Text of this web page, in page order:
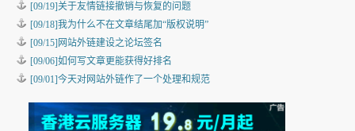
[09/19]关于友情链接撤销与恢复的问题
[09/18]我为什么不在文章结尾加“版权说明”
[09/15]网站外链建设之论坛签名
[09/06]如何写文章更能获得好排名
[09/01]今天对网站外链作了一个处理和规范